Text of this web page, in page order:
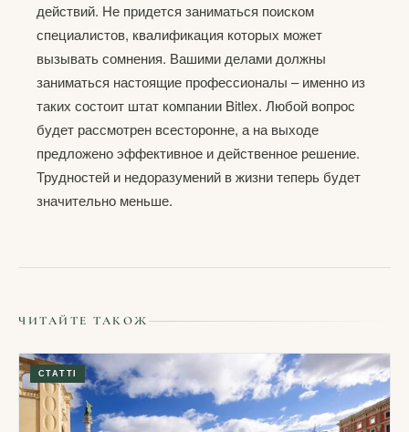
действий. Не придется заниматься поиском
специалистов, квалификация которых может
вызывать сомнения. Вашими делами должны
заниматься настоящие профессионалы – именно из
таких состоит штат компании Bitlex. Любой вопрос
будет рассмотрен всесторонне, а на выходе
предложено эффективное и действенное решение.
Трудностей и недоразумений в жизни теперь будет
значительно меньше.
ЧИТАЙТЕ ТАКОЖ
СТАТТІ